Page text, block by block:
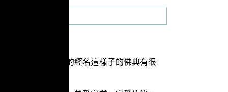
雜譬喻經》相似的經名這樣子的佛典有很